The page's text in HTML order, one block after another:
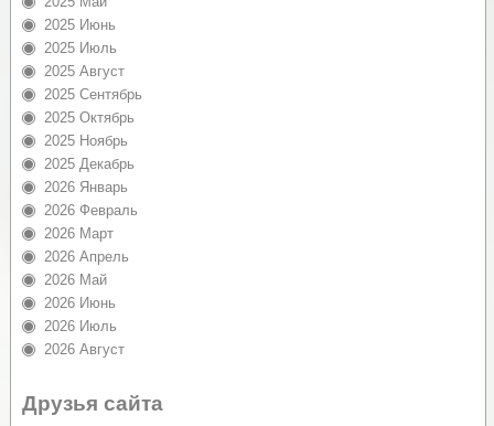
2025 Июнь
2025 Июль
2025 Август
2025 Сентябрь
2025 Октябрь
2025 Ноябрь
2025 Декабрь
2026 Январь
2026 Февраль
2026 Март
2026 Апрель
2026 Май
2026 Июнь
2026 Июль
2026 Август
Друзья сайта